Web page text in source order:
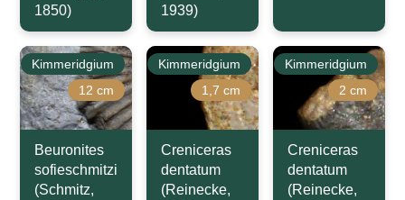
1850)
1939)
Kimmeridgium
12 cm
Beuronites
sofieschmitzi
(Schmitz,
Kimmeridgium
1,7 cm
Creniceras
dentatum
(Reinecke,
Kimmeridgium
2 cm
Creniceras
dentatum
(Reinecke,